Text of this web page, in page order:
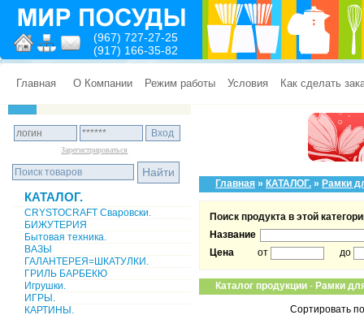
(967) 727-27-25
(917) 166-35-82
Главная О Компании Режим работы Условия Как сделать
Зарегистрироваться
КАТАЛОГ.
CRYSTOCRAFT Сваровски.
БИЖУТЕРИЯ
Бытовая техника.
ВАЗЫ
ГАЛАНТЕРЕЯ=ШКАТУЛКИ.
ГРИЛЬ БАРБЕКЮ
Игрушки.
ИГРЫ.
КАРТИНЫ.
Главная » КАТАЛОГ. » Рамки
Поиск продукта в этой
Название
Цена
от до
Каталог продукции - Рамки
Сортировать